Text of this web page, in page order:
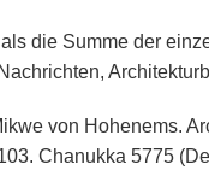
die Summe der
von Hohenems.
Chanukka 5775